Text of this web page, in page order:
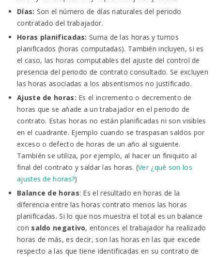
Días: Son el número de días naturales del periodo
contratado del trabajador.
Horas planificadas: Suma de las horas y turnos
planificados (horas computadas). También incluyen, si es
el caso, las horas computables del ajuste del control de
presencia del periodo de contrato consultado. Se excluyen
las horas asociadas a los absentismos no justificado.
Ajuste de horas: Es el incremento o decremento de
horas que se añade a un trabajador en el periodo de
contrato. Estas horas no están planificadas ni son visibles
en el cuadrante. Ejemplo cuando se traspasan saldos por
exceso o defecto de horas de un año al siguiente.
También se utiliza, por ejemplo, al hacer un finiquito al
final del contrato y saldar las horas. (Ver ¿qué son los
ajustes de horas?)
Balance de horas: Es el resultado en horas de la
diferencia entre las horas contrato menos las horas
planificadas. Si lo que nos muestra el total es un balance
con saldo negativo, entonces el trabajador ha realizado
horas de más, es decir, son las horas en las que excede
respecto a las que tiene identificadas en su contrato de